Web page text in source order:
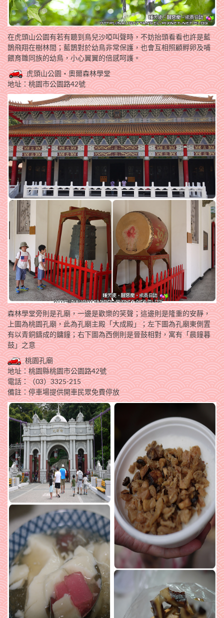
在虎頭山公園有若有聽到鳥兒沙啞叫聲時，不妨抬頭看看也許是藍
鵲飛翔在樹林間；藍鵲對於幼鳥非常保護，也會互相照顧孵卵及哺
餵育雛同族的幼鳥，小心翼翼的倍感呵護。
虎頭山公園‧奧爾森林學堂
地址：桃園市公園路42號
森林學堂旁則是孔廟，一邊是歡樂的笑聲；這邊則是隆重的安靜，
上圖為桃園孔廟，此為孔廟主殿「大成殿」；左下圖為孔廟東側置
有以青銅鑄成的鏞鐘；右下圖為西側則是晉鼓相對，寓有「晨鐘暮
鼓」之意
桃園孔廟
地址：桃園縣桃園市公園路42號
電話：（03）3325-215
備註：停車場提供開車民眾免費停放